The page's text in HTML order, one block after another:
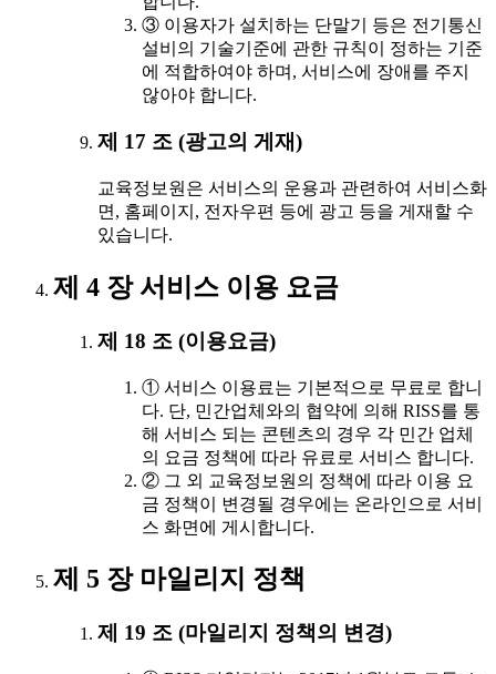
③ 이용자가 설치하는 단말기 등은 전기통신
설비의 기술기준에 관한 규칙이 정하는 기준
에 적합하여야 하며, 서비스에 장애를 주지
않아야 합니다.
제 17 조 (광고의 게재)
교육정보원은 서비스의 운용과 관련하여 서비스화
면, 홈페이지, 전자우편 등에 광고 등을 게재할 수
있습니다.
제 4 장 서비스 이용 요금
제 18 조 (이용요금)
① 서비스 이용료는 기본적으로 무료로 합니
다. 단, 민간업체와의 협약에 의해 RISS를 통
해 서비스 되는 콘텐츠의 경우 각 민간 업체
의 요금 정책에 따라 유료로 서비스 합니다.
② 그 외 교육정보원의 정책에 따라 이용 요
금 정책이 변경될 경우에는 온라인으로 서비
스 화면에 게시합니다.
제 5 장 마일리지 정책
제 19 조 (마일리지 정책의 변경)